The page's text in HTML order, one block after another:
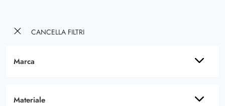
CANCELLA FILTRI
Marca
Materiale